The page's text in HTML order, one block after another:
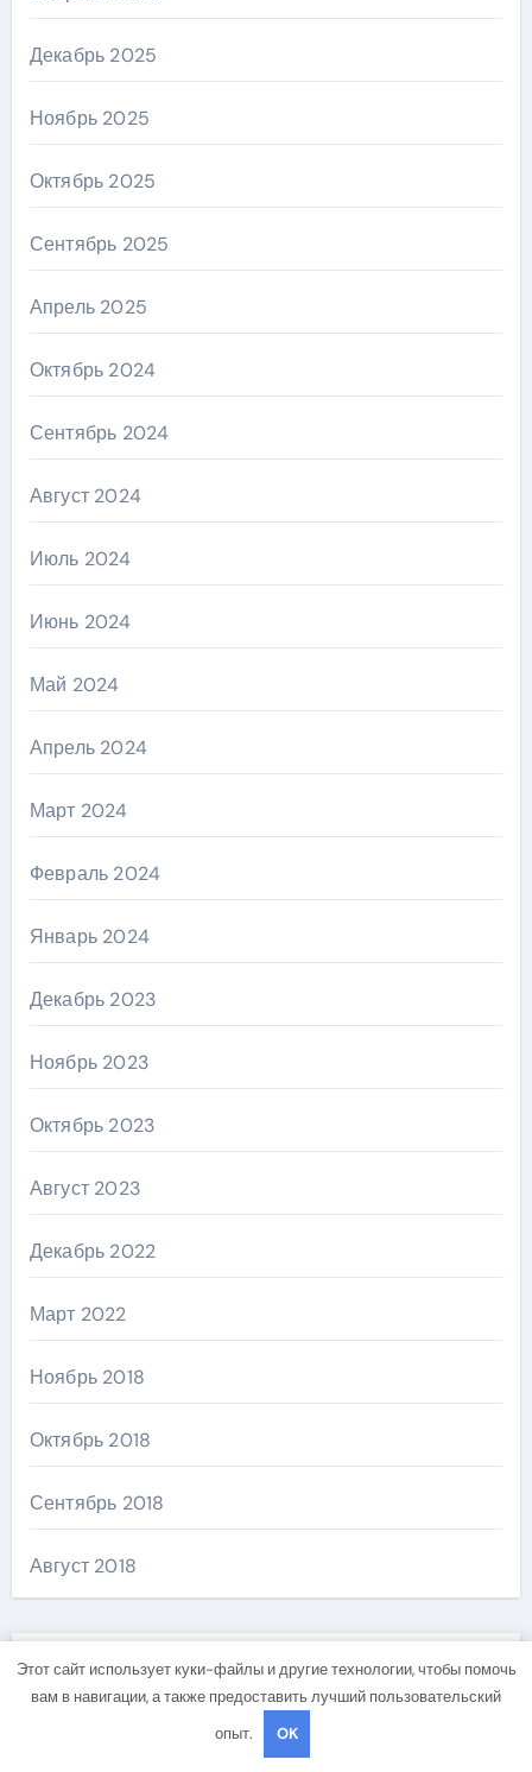
Декабрь 2025
Ноябрь 2025
Октябрь 2025
Сентябрь 2025
Апрель 2025
Октябрь 2024
Сентябрь 2024
Август 2024
Июль 2024
Июнь 2024
Май 2024
Апрель 2024
Март 2024
Февраль 2024
Январь 2024
Декабрь 2023
Ноябрь 2023
Октябрь 2023
Август 2023
Декабрь 2022
Март 2022
Ноябрь 2018
Октябрь 2018
Сентябрь 2018
Август 2018
Категории
Этот сайт использует куки-файлы и другие технологии, чтобы помочь
вам в навигации, а также предоставить лучший пользовательский
опыт.
OK